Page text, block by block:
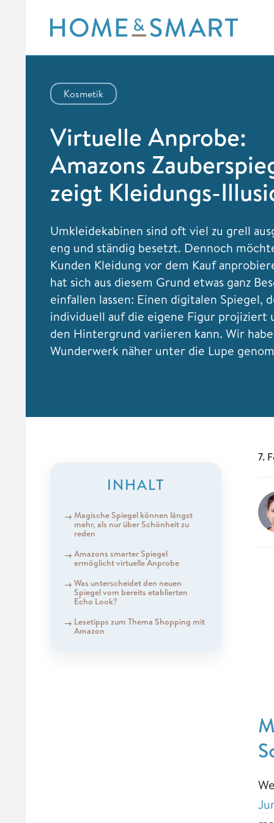
content
Kosmetik
Virtuelle Anprobe:
Amazons
zeigt Kleidungs-
Umkleidekabinen sind oft viel zu grell
eng und ständig besetzt. Dennoch
Kunden Kleidung vor dem Kauf
hat sich aus diesem Grund etwas ganz
einfallen lassen: Einen digitalen Spiegel,
individuell auf die eigene Figur projiziert
den Hintergrund variieren kann. Wir
Wunderwerk näher unter die Lupe
INHALT
Magische Spiegel können längst
mehr, als nur über Schönheit zu
reden
Amazons smarter Spiegel
ermöglicht virtuelle Anprobe
Was unterscheidet den neuen
Spiegel vom bereits etablierten
Echo Look?
Lesetipps zum Thema Shopping mit
Amazon
7.